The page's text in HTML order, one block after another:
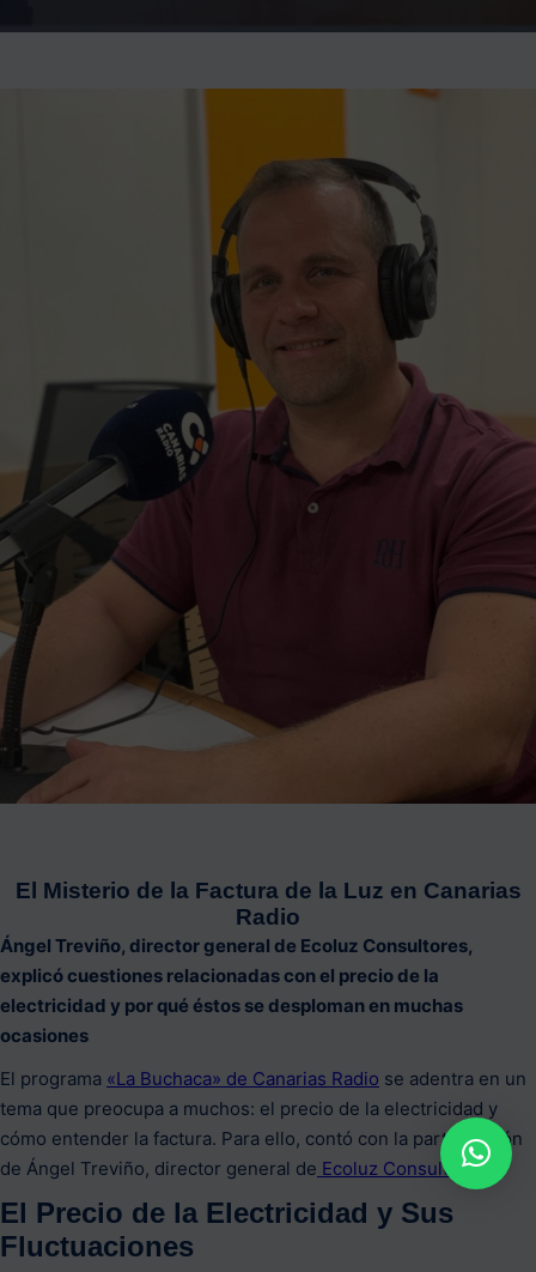
El Misterio de la Factura de la Luz en Canarias
Radio
Ángel Treviño, director general de Ecoluz Consultores,
explicó cuestiones relacionadas con el precio de la
electricidad y por qué éstos se desploman en muchas
ocasiones
El programa «La Buchaca» de Canarias Radio se adentra en un
tema que preocupa a muchos: el precio de la electricidad y
cómo entender la factura. Para ello, contó con la participación
de Ángel Treviño, director general de Ecoluz Consultores.
El Precio de la Electricidad y Sus
Fluctuaciones